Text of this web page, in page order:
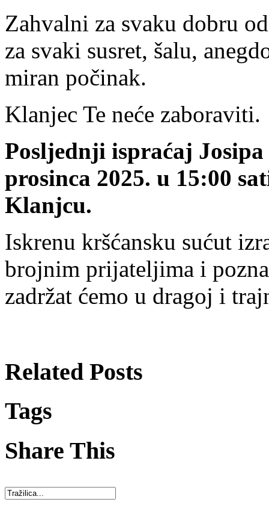
Zahvalni za svaku dobru
za svaki susret, šalu,
miran počinak.
Klanjec Te neće zaboraviti.
Posljednji ispraćaj
prosinca 2025. u 15:00
Klanjcu.
Iskrenu kršćansku sućut
brojnim prijateljima i
zadržat ćemo u dragoj i
Related Posts
Tags
Share This